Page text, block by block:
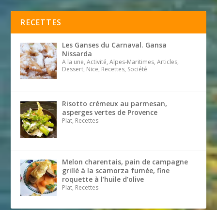
RECETTES
Les Ganses du Carnaval. Gansa
Nissarda
A la une, Activité, Alpes-Maritimes, Articles,
Dessert, Nice, Recettes, Société
Risotto crémeux au parmesan,
asperges vertes de Provence
Plat, Recettes
Melon charentais, pain de campagne
grillé à la scamorza fumée, fine
roquette à l’huile d’olive
Plat, Recettes